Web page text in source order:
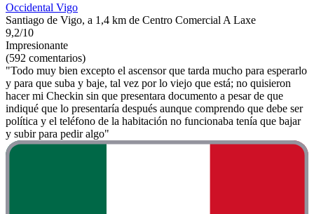
Occidental Vigo
Santiago de Vigo, a 1,4 km de Centro Comercial A Laxe
9,2/10
Impresionante
(592 comentarios)
"Todo muy bien excepto el ascensor que tarda mucho para esperarlo
y para que suba y baje, tal vez por lo viejo que está; no quisieron
hacer mi Checkin sin que presentara documento a pesar de que
indiqué que lo presentaría después aunque comprendo que debe ser
política y el teléfono de la habitación no funcionaba tenía que bajar
y subir para pedir algo"